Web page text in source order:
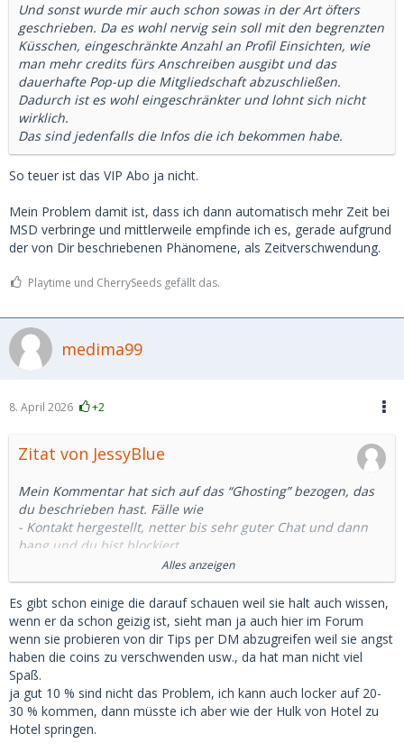
Und sonst wurde mir auch schon sowas in der Art öfters
geschrieben. Da es wohl nervig sein soll mit den begrenzten
Küsschen, eingeschränkte Anzahl an Profil Einsichten, wie
man mehr credits fürs Anschreiben ausgibt und das
dauerhafte Pop-up die Mitgliedschaft abzuschließen.
Dadurch ist es wohl eingeschränkter und lohnt sich nicht
wirklich.
Das sind jedenfalls die Infos die ich bekommen habe.
So teuer ist das VIP Abo ja nicht.
Mein Problem damit ist, dass ich dann automatisch mehr Zeit bei
MSD verbringe und mittlerweile empfinde ich es, gerade aufgrund
der von Dir beschriebenen Phänomene, als Zeitverschwendung.
Playtime und CherrySeeds gefällt das.
medima99
8. April 2026 +2
Zitat von JessyBlue
Mein Kommentar hat sich auf das “Ghosting” bezogen, das
du beschrieben hast. Fälle wie
- Kontakt hergestellt, netter bis sehr guter Chat und dann
bang und du bist blockiert
- Sie bittet dich auf Telegram zu wechseln, danach kommt
nichts mehr
- Zum Kaffee verabredet, Uhrzeit vereinbart und Tage
vorher wirst du geghostet
- Date ausgemacht, Restaurant/Hotel gebucht, du fährst
1.5h zur Dame und sie kommt nicht
-uvm
Habe VIP Abo, hier hilft das nicht.
Alles anzeigen
Es gibt schon einige die darauf schauen weil sie halt auch wissen,
wenn er da schon geizig ist, sieht man ja auch hier im Forum
wenn sie probieren von dir Tips per DM abzugreifen weil sie angst
haben die coins zu verschwenden usw., da hat man nicht viel
Spaß.
ja gut 10 % sind nicht das Problem, ich kann auch locker auf 20-
30 % kommen, dann müsste ich aber wie der Hulk von Hotel zu
Hotel springen.